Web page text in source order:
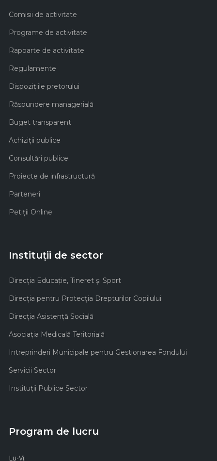
Comisii de activitate
Programe de activitate
Rapoarte de activitate
Regulamente
Dispozițiile pretorului
Răspundere managerială
Buget transparent
Achiziţii publice
Consultări publice
Proiecte de infrastructură
Parteneri
Petiții Online
Instituții de sector
Direcţia Educaţie, Tineret şi Sport
Direcţia pentru Protecţia Drepturilor Copilului
Direcţia Asistenţă Socială
Asociaţia Medicală Teritorială
Intreprinderi Municipale pentru Gestionarea Fondului
Servicii Sector
Instituţii Publice Sector
Program de lucru
Lu-Vi: